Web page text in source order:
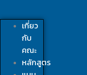
เกี่ยว
กับ
คณะ
หลักสูตร